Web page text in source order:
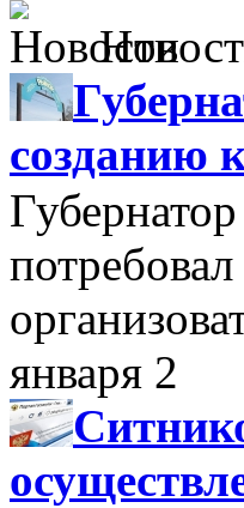
созданию
января 2